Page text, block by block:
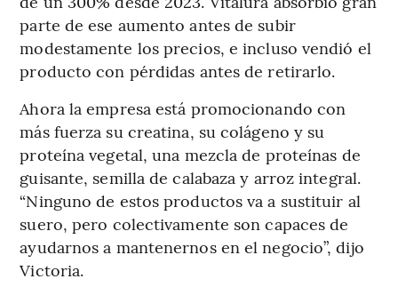
parte de ese aumento antes de subir
modestamente los precios, e incluso vendió el
producto con pérdidas antes de retirarlo.
Ahora la empresa está promocionando con
más fuerza su creatina, su colágeno y su
proteína vegetal, una mezcla de proteínas de
guisante, semilla de calabaza y arroz integral.
“Ninguno de estos productos va a sustituir al
suero, pero colectivamente son capaces de
ayudarnos a mantenernos en el negocio”, dijo
Victoria.